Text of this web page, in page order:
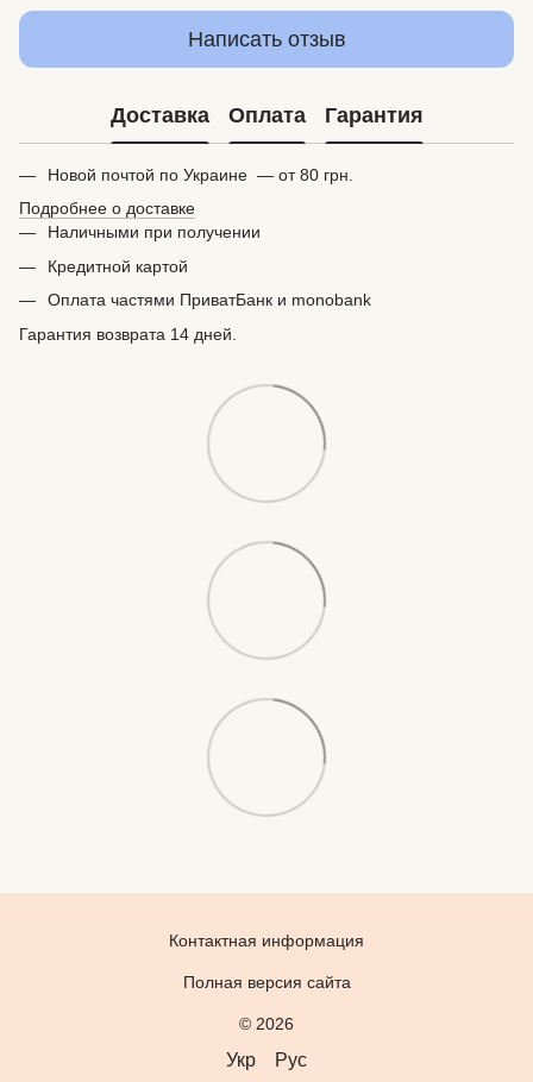
Написать отзыв
Доставка Оплата Гарантия
Новой почтой по Украине — от 80 грн.
Подробнее о доставке
Наличными при получении
Кредитной картой
Оплата частями ПриватБанк и monobank
Гарантия возврата 14 дней.
Контактная информация
Полная версия сайта
© 2026
Укр Рус